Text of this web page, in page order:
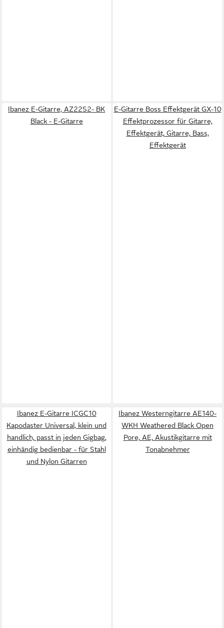
Ibanez E-Gitarre, AZ22S2- BK
Black - E-Gitarre
E-Gitarre Boss Effektgerät GX-10
Effektprozessor für Gitarre,
Effektgerät, Gitarre, Bass,
Effektgerät
Ibanez E-Gitarre ICGC10
Kapodaster Universal, klein und
handlich, passt in jeden Gigbag,
einhändig bedienbar - für Stahl
und Nylon Gitarren
Ibanez Westerngitarre AE140-
WKH Weathered Black Open
Pore, AE, Akustikgitarre mit
Tonabnehmer